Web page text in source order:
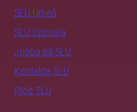
SLU Umeå
SLU Uppsala
Jobba på SLU
Kontakta SLU
Stöd SLU